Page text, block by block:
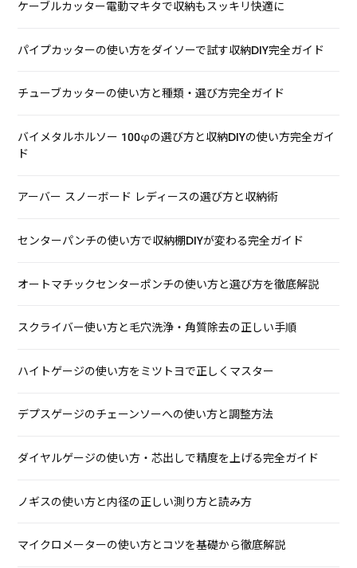
ケーブルカッター電動マキタで収納もスッキリ快適に
パイプカッターの使い方をダイソーで試す収納DIY完全ガイド
チューブカッターの使い方と種類・選び方完全ガイド
バイメタルホルソー 100φの選び方と収納DIYの使い方完全ガイ
ド
アーバー スノーボード レディースの選び方と収納術
センターパンチの使い方で収納棚DIYが変わる完全ガイド
オートマチックセンターポンチの使い方と選び方を徹底解説
スクライバー使い方と毛穴洗浄・角質除去の正しい手順
ハイトゲージの使い方をミツトヨで正しくマスター
デプスゲージのチェーンソーへの使い方と調整方法
ダイヤルゲージの使い方・芯出しで精度を上げる完全ガイド
ノギスの使い方と内径の正しい測り方と読み方
マイクロメーターの使い方とコツを基礎から徹底解説